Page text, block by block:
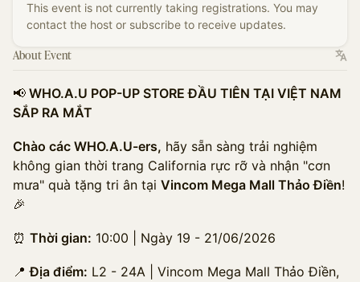
This event is not currently taking registrations. You may
contact the host or subscribe to receive updates.
About Event
📢 WHO.A.U POP-UP STORE ĐẦU TIÊN TẠI VIỆT NAM
SẮP RA MẮT
Chào các WHO.A.U-ers, hãy sẵn sàng trải nghiệm
không gian thời trang California rực rỡ và nhận "cơn
mưa" quà tặng tri ân tại Vincom Mega Mall Thảo Điền!
🎉
⏰ Thời gian: 10:00 | Ngày 19 - 21/06/2026
📍Địa điểm: L2 - 24A | Vincom Mega Mall Thảo Điền,